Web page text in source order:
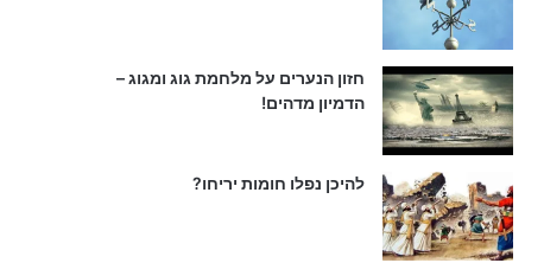
חזון הנערים על מלחמת גוג ומגוג –
הדמיון מדהים!
להיכן נפלו חומות יריחו?